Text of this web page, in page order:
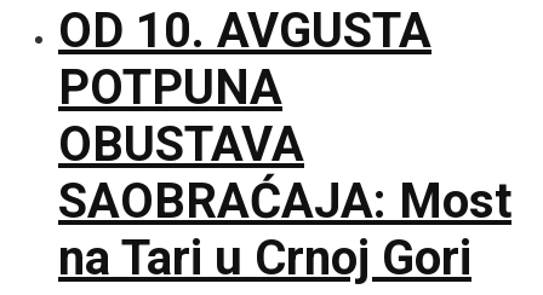
OD 10. AVGUSTA
POTPUNA
OBUSTAVA
SAOBRAĆAJA: Most
na Tari u Crnoj Gori